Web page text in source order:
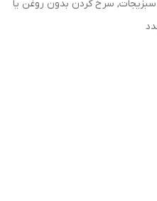
سرخ کردن بدون روغن یا